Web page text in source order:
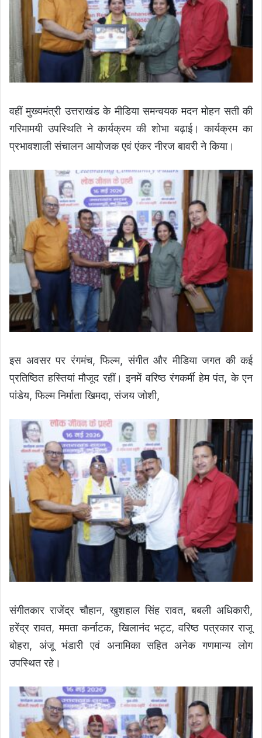
वहीं मुख्यमंत्री उत्तराखंड के मीडिया समन्वयक मदन मोहन सती की
गरिमामयी उपस्थिति ने कार्यक्रम की शोभा बढ़ाई। कार्यक्रम का
प्रभावशाली संचालन आयोजक एवं एंकर नीरज बावरी ने किया।
इस अवसर पर रंगमंच, फिल्म, संगीत और मीडिया जगत की कई
प्रतिष्ठित हस्तियां मौजूद रहीं। इनमें वरिष्ठ रंगकर्मी हेम पंत, के एन
पांडेय, फिल्म निर्माता खिमदा, संजय जोशी,
संगीतकार राजेंद्र चौहान, खुशहाल सिंह रावत, बबली अधिकारी,
हरेंद्र रावत, ममता कर्नाटक, खिलानंद भट्ट, वरिष्ठ पत्रकार राजू
बोहरा, अंजू भंडारी एवं अनामिका सहित अनेक गणमान्य लोग
उपस्थित रहे।